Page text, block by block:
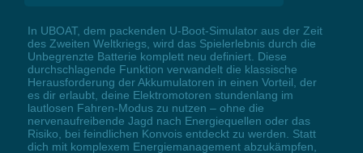
In UBOAT, dem packenden U-Boot-Simulator aus der Zeit
des Zweiten Weltkriegs, wird das Spielerlebnis durch die
Unbegrenzte Batterie komplett neu definiert. Diese
durchschlagende Funktion verwandelt die klassische
Herausforderung der Akkumulatoren in einen Vorteil, der
es dir erlaubt, deine Elektromotoren stundenlang im
lautlosen Fahren-Modus zu nutzen – ohne die
nervenaufreibende Jagd nach Energiequellen oder das
Risiko, bei feindlichen Konvois entdeckt zu werden. Statt
dich mit komplexem Energiemanagement abzukämpfen,